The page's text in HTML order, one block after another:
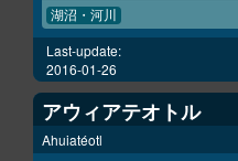
湖沼・河川
Last-update:
2016-01-26
アウィアテオトル
Ahuiatéotl